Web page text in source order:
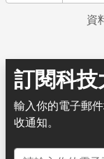
資
訂閱科技
輸入你的電子郵
收通知。
電子郵件地址